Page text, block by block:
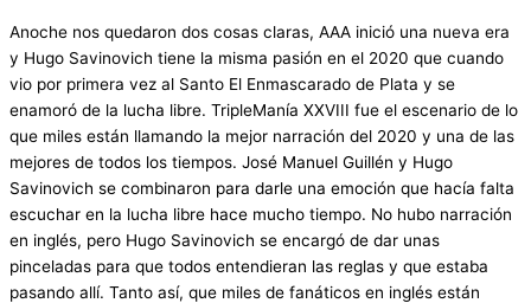
Anoche nos quedaron dos cosas claras, AAA inició una nueva era
y Hugo Savinovich tiene la misma pasión en el 2020 que cuando
vio por primera vez al Santo El Enmascarado de Plata y se
enamoró de la lucha libre. TripleManía XXVIII fue el escenario de lo
que miles están llamando la mejor narración del 2020 y una de las
mejores de todos los tiempos. José Manuel Guillén y Hugo
Savinovich se combinaron para darle una emoción que hacía falta
escuchar en la lucha libre hace mucho tiempo. No hubo narración
en inglés, pero Hugo Savinovich se encargó de dar unas
pinceladas para que todos entendieran las reglas y que estaba
pasando allí. Tanto así, que miles de fanáticos en inglés están